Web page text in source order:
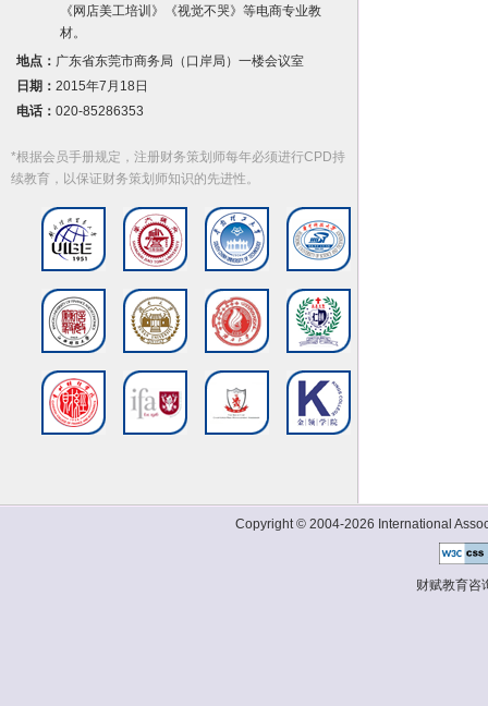
《网店美工培训》《视觉不哭》等电商专业教
材。
地点： 广东省东莞市商务局（口岸局）一楼会议室
日期： 2015年7月18日
电话： 020-85286353
*根据会员手册规定，注册财务策划师每年必须进行CPD持
续教育，以保证财务策划师知识的先进性。
Copyright © 2004-2026 International
财赋教育咨